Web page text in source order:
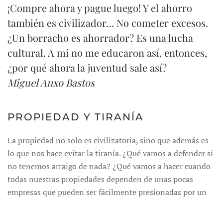
¡Compre ahora y pague luego! Y el ahorro
también es civilizador… No cometer excesos.
¿Un borracho es ahorrador? Es una lucha
cultural. A mí no me educaron así, entonces,
¿por qué ahora la juventud sale así?
Miguel Anxo Bastos
PROPIEDAD Y TIRANÍA
La propiedad no solo es civilizatoria, sino que además es
lo que nos hace evitar la tiranía. ¿Qué vamos a defender si
no tenemos arraigo de nada? ¿Qué vamos a hacer cuando
todas nuestras propiedades dependen de unas pocas
empresas que pueden ser fácilmente presionadas por un